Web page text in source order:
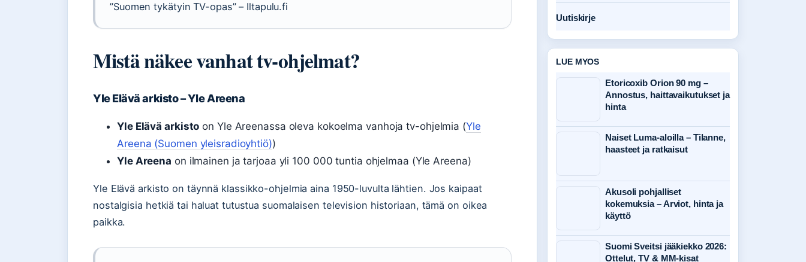
”Suomen tykätyin TV-opas” – Iltapulu.fi
Mistä näkee vanhat tv-ohjelmat?
Yle Elävä arkisto – Yle Areena
Yle Elävä arkisto on Yle Areenassa oleva kokoelma vanhoja tv-ohjelmia (Yle
Areena (Suomen yleisradioyhtiö))
Yle Areena on ilmainen ja tarjoaa yli 100 000 tuntia ohjelmaa (Yle Areena)
Yle Elävä arkisto on täynnä klassikko-ohjelmia aina 1950-luvulta lähtien. Jos kaipaat
nostalgisia hetkiä tai haluat tutustua suomalaisen television historiaan, tämä on oikea
paikka.
Uutiskirje
LUE MYOS
Etoricoxib Orion 90 mg –
Annostus, haittavaikutukset ja
hinta
Naiset Luma-aloilla – Tilanne,
haasteet ja ratkaisut
Akusoli pohjalliset
kokemuksia – Arviot, hinta ja
käyttö
Suomi Sveitsi jääkiekko 2026:
Ottelut, TV & MM-kisat